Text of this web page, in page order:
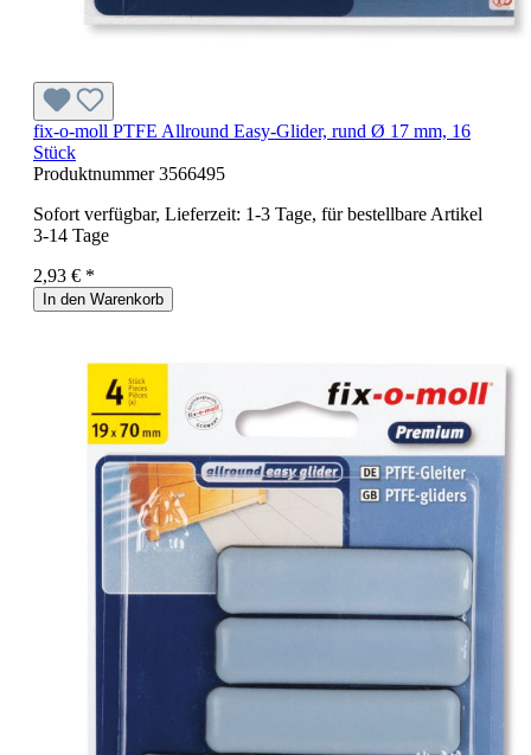
fix-o-moll PTFE Allround Easy-Glider, rund Ø 17 mm, 16
Stück
Produktnummer3566495
Sofort verfügbar, Lieferzeit: 1-3 Tage, für bestellbare Artikel
3-14 Tage
2,93 € *
In den Warenkorb